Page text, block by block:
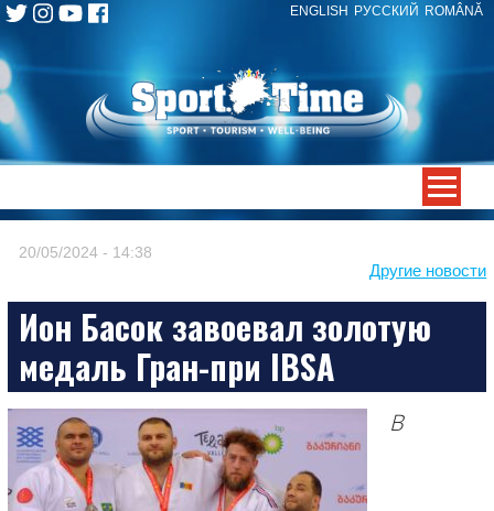
ENGLISH РУССКИЙ ROMÂNĂ
Skip
to
content
Другие новости
20/05/2024 - 14:38
Ион Басок завоевал золотую
медаль Гран-при IBSA
В